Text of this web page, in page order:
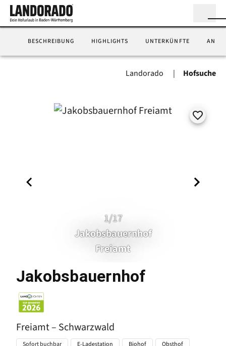
Hofsuche
BESCHREIBUNG HIGHLIGHTS UNTERKÜNFTE
1/17
Jakobsbauernhof
Freiamt
Jakobsbauernhof
Freiamt – Schwarzwald
Sofort buchbar E-Ladestation Biohof Obsthof